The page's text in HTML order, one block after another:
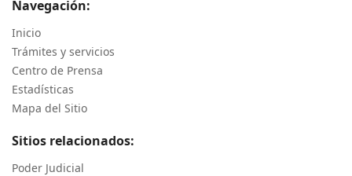
Navegación:
Inicio
Trámites y servicios
Centro de Prensa
Estadísticas
Mapa del Sitio
Sitios relacionados:
Poder Judicial